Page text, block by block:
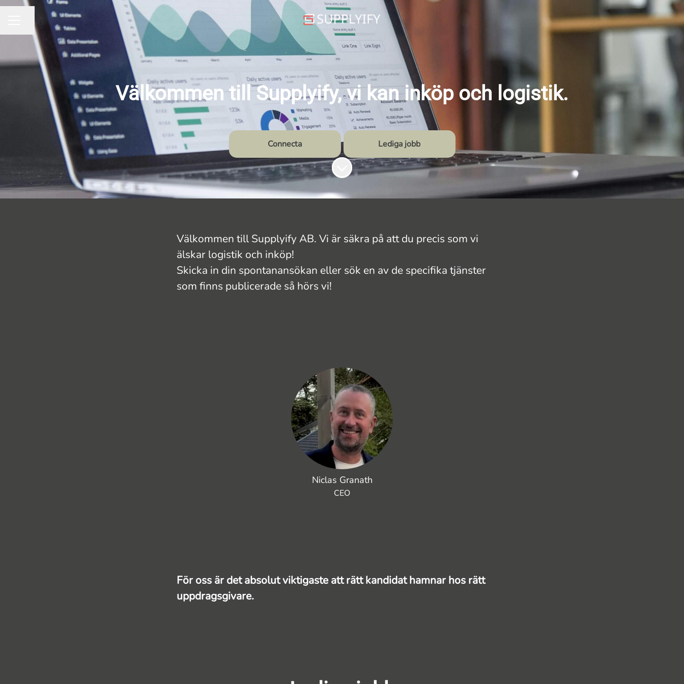
Karriärmeny
Dela sidan
Välkommen till Supplyify, vi kan inköp och logistik.
Connecta
Lediga jobb
Skrolla för mer innehåll
Välkommen till Supplyify AB. Vi är säkra på att du precis som vi
älskar logistik och inköp!
Skicka in din spontanansökan eller sök en av de specifika tjänster
som finns publicerade så hörs vi!
Niclas Granath
CEO
För oss är det absolut viktigaste att rätt kandidat hamnar hos rätt
uppdragsgivare.